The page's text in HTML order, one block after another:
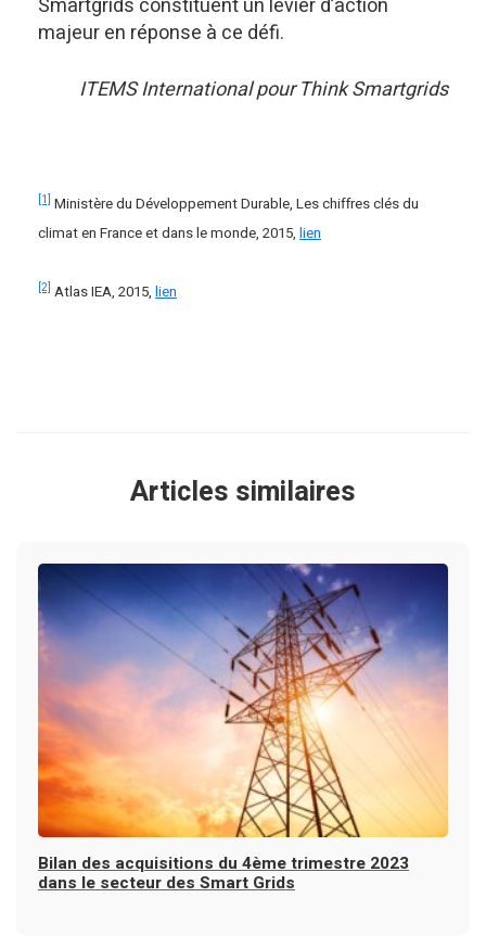
Smartgrids constituent un levier d’action
majeur en réponse à ce défi.
ITEMS International pour Think Smartgrids
[1] Ministère du Développement Durable, Les chiffres clés du
climat en France et dans le monde, 2015, lien
[2] Atlas IEA, 2015, lien
Articles similaires
Bilan des acquisitions du 4ème trimestre 2023
dans le secteur des Smart Grids